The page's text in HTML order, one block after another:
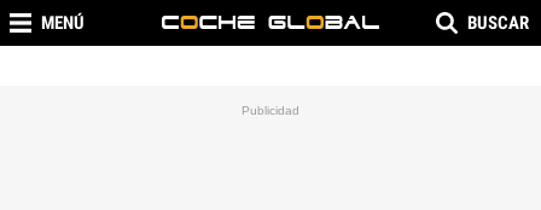
MENÚ BUSCAR